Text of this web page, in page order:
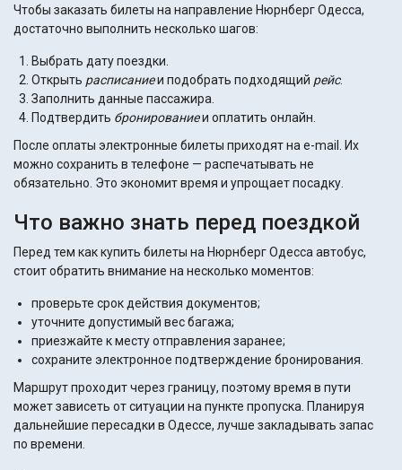
Чтобы заказать билеты на направление Нюрнберг Одесса,
достаточно выполнить несколько шагов:
Выбрать дату поездки.
Открыть расписаниеи подобрать подходящий рейс.
Заполнить данные пассажира.
Подтвердить бронированиеи оплатить онлайн.
После оплаты электронные билеты приходят на e-mail. Их
можно сохранить в телефоне — распечатывать не
обязательно. Это экономит время и упрощает посадку.
Что важно знать перед поездкой
Перед тем как купить билеты на Нюрнберг Одесса автобус,
стоит обратить внимание на несколько моментов:
проверьте срок действия документов;
уточните допустимый вес багажа;
приезжайте к месту отправления заранее;
сохраните электронное подтверждение бронирования.
Маршрут проходит через границу, поэтому время в пути
может зависеть от ситуации на пункте пропуска. Планируя
дальнейшие пересадки в Одессе, лучше закладывать запас
по времени.